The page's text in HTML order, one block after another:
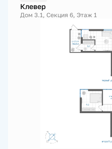
Клевер
Дом 3.1, Секция 6, Этаж 1